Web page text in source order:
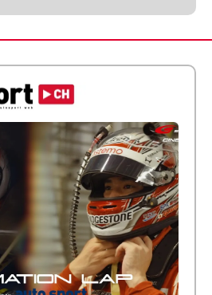
てる。小林利徠斗 × 野村勇斗